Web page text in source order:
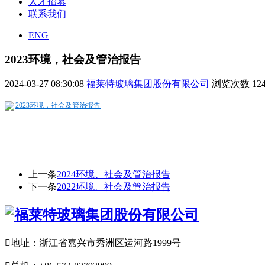
联系我们
ENG
2023环境，社会及管治报告
2024-03-27 08:30:08 福莱特玻璃集团股份有限公司 浏览次数
2023环境，社会及管治报告
上一条2024环境、社会及管治报告
下一条2022环境、社会及管治报告
地址：浙江省嘉兴市秀洲区运河路1999号